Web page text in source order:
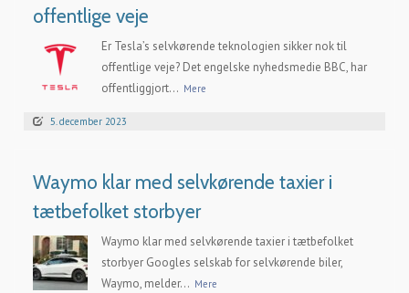
offentlige veje
Er Tesla’s selvkørende teknologien sikker nok til
offentlige veje? Det engelske nyhedsmedie BBC, har
offentliggjort... Mere
5. december 2023
Waymo klar med selvkørende taxier i
tætbefolket storbyer
Waymo klar med selvkørende taxier i tætbefolket
storbyer Googles selskab for selvkørende biler,
Waymo, melder... Mere